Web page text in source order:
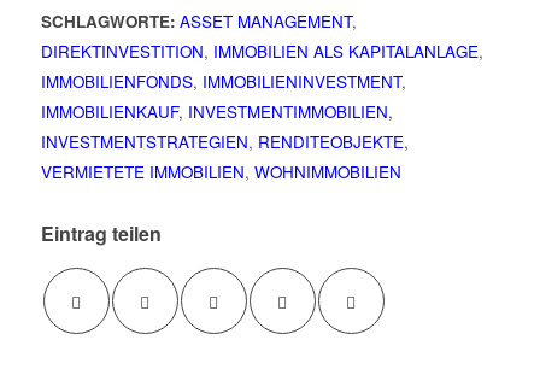
SCHLAGWORTE: ASSET MANAGEMENT,
DIREKTINVESTITION, IMMOBILIEN ALS KAPITALANLAGE,
IMMOBILIENFONDS, IMMOBILIENINVESTMENT,
IMMOBILIENKAUF, INVESTMENTIMMOBILIEN,
INVESTMENTSTRATEGIEN, RENDITEOBJEKTE,
VERMIETETE IMMOBILIEN, WOHNIMMOBILIEN
Eintrag teilen